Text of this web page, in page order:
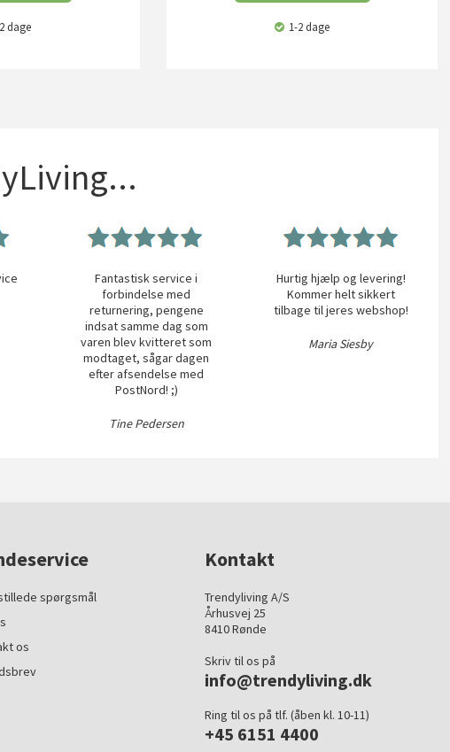
dage 1-2 dage
Fantastisk service i
forbindelse med
returnering, pengene
indsat samme dag som
varen blev kvitteret som
modtaget, sågar dagen
efter afsendelse med
PostNord! ;)
Tine Pedersen
Hurtig hjælp og levering!
Kommer helt sikkert
tilbage til jeres webshop!
Maria Siesby
spørgsmål
os
Kontakt
Trendyliving A/S
Århusvej 25
8410 Rønde
Skriv til os på
info@trendyliving.dk
Ring til os på tlf. (åben kl. 10-11)
+45 6151 4400